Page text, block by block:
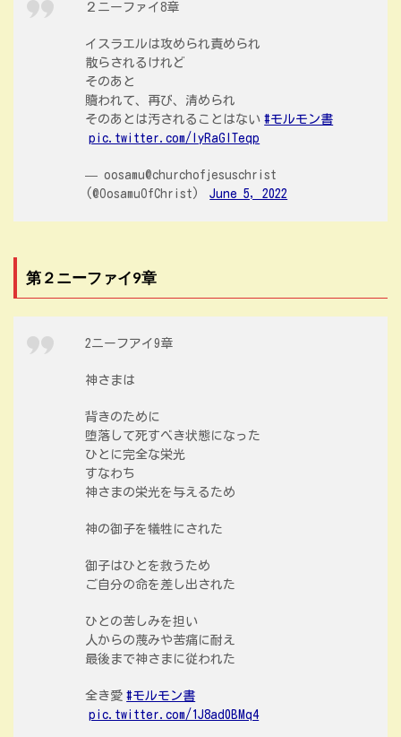
２ニーファイ8章
イスラエルは攻められ責められ
散らされるけれど
そのあと
贖われて、再び、清められ
そのあとは汚されることはない #モルモン書
pic.twitter.com/IyRaGITeqp
— oosamu@churchofjesuschrist
(@OosamuOfChrist)
June 5, 2022
第２ニーファイ9章
2ニーフアイ9章
神さまは
背きのために
堕落して死すべき状態になった
ひとに完全な栄光
すなわち
神さまの栄光を与えるため
神の御子を犠牲にされた
御子はひとを救うため
ご自分の命を差し出された
ひとの苦しみを担い
人からの蔑みや苦痛に耐え
最後まで神さまに従われた
全き愛 #モルモン書
pic.twitter.com/1J8ad0BMq4